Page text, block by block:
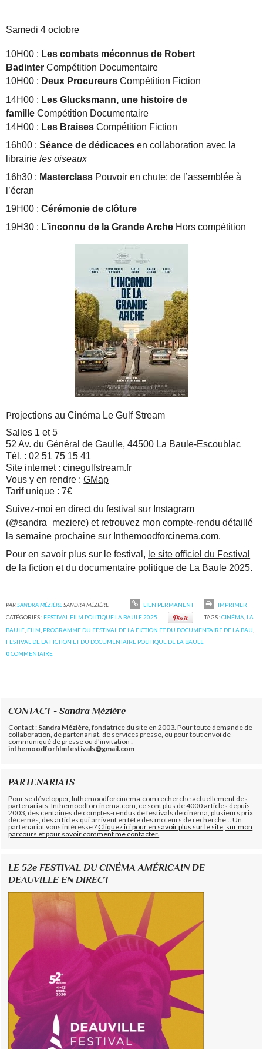
Samedi 4octobre
10H00 : Les combats méconnus de Robert
Badinter Compétition Documentaire
10H00 : Deux Procureurs Compétition Fiction
14H00 : Les Glucksmann, une histoire de
famille Compétition Documentaire
14H00 : Les Braises Compétition Fiction
16h00 :Séance de dédicacesen collaboration avec la
librairieles oiseaux
16h30 : Masterclass Pouvoir en chute: de l’assemblée à
l’écran
19H00 :Cérémonie de clôture
19H30 : L’inconnu de la Grande Arche Hors compétition
Projections au Cinéma Le Gulf Stream
Salles 1 et 5
52 Av. du Général de Gaulle, 44500 La Baule-Escoublac
Tél. : 02 51 75 15 41
Site internet :cinegulfstream.fr
Vous y en rendre :GMap
Tarif unique : 7€
Suivez-moi en direct du festival sur Instagram
(@sandra_meziere) et retrouvez mon compte-rendu détaillé
la semaine prochaine sur Inthemoodforcinema.com.
Pour en savoir plus sur le festival, le site officiel du Festival
de la fiction et du documentaire politique de La Baule 2025.
PARSANDRA MÉZIÈRESANDRA MÉZIÈRE LIEN PERMANENT
IMPRIMER
CATÉGORIES : FESTIVAL FILM POLITIQUE LA BAULE 2025 TAGS :CINÉMA LA
BAULE FILM PROGRAMME DU FESTIVAL DE LA FICTION ET DU DOCUMENTAIRE DE LA BAU
FESTIVAL DE LA FICTION ET DU DOCUMENTAIRE POLITIQUE DE LA BAULE
0COMMENTAIRE
CONTACT - Sandra Mézière
Contact : Sandra Mézière , fondatrice du site en 2003. Pour toute demande de
collaboration, de partenariat, de services presse, ou pour tout envoi de
communiqué de presse ou d'invitation :
inthemoodforfilmfestivals@gmail.com
PARTENARIATS
Pour se développer, Inthemoodforcinema.com recherche actuellement des
partenariats. Inthemoodforcinema.com, ce sont plus de 4000 articles depuis
2003, des centaines de comptes-rendus de festivals de cinéma, plusieurs prix
décernés, des articles qui arrivent en tête des moteurs de recherche... Un
partenariat vous intéresse ?Cliquez ici pour en savoir plus sur le site, sur mon
parcours et pour savoir comment me contacter.
LE 52e FESTIVAL DU CINÉMA AMÉRICAIN DE
DEAUVILLE EN DIRECT